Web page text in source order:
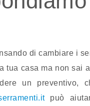
di cambiare i
tua casa ma non sai
un preventivo,
può